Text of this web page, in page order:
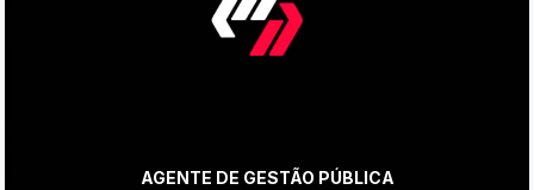
AGENTE DE GESTÃO PÚBLICA